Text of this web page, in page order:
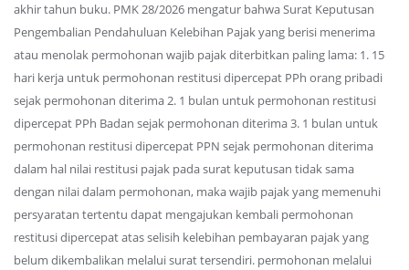
akhir tahun buku. PMK 28/2026 mengatur bahwa Surat Keputusan
Pengembalian Pendahuluan Kelebihan Pajak yang berisi menerima
atau menolak permohonan wajib pajak diterbitkan paling lama: 1. 15
hari kerja untuk permohonan restitusi dipercepat PPh orang pribadi
sejak permohonan diterima 2. 1 bulan untuk permohonan restitusi
dipercepat PPh Badan sejak permohonan diterima 3. 1 bulan untuk
permohonan restitusi dipercepat PPN sejak permohonan diterima
dalam hal nilai restitusi pajak pada surat keputusan tidak sama
dengan nilai dalam permohonan, maka wajib pajak yang memenuhi
persyaratan tertentu dapat mengajukan kembali permohonan
restitusi dipercepat atas selisih kelebihan pembayaran pajak yang
belum dikembalikan melalui surat tersendiri. permohonan melalui